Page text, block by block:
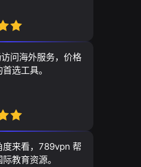
问海外服务，价格
选工具。
度来看，789vpn 帮
教育资源。